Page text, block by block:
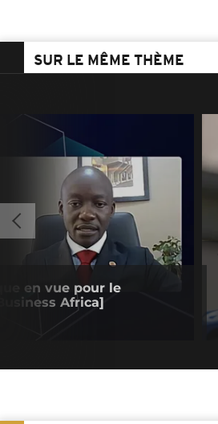
SUR LE MÊME THÈME
en vue pour le
Africa]